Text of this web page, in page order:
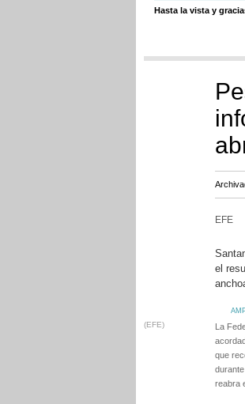
Hasta la vista y
EFE
el
(EFE)
La
que
reabra